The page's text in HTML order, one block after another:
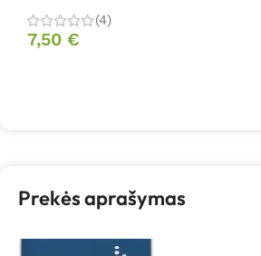
(4)
7,50 €
Prekės aprašymas